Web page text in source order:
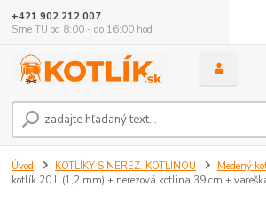
+421 902 212 007
Sme TU od 8:00 - do 16:00 hod
Úvod KOTLÍKY S NEREZ. KOTLINOU Medený
kotlík 20 L (1,2 mm) + nerezová kotlina 39 cm +